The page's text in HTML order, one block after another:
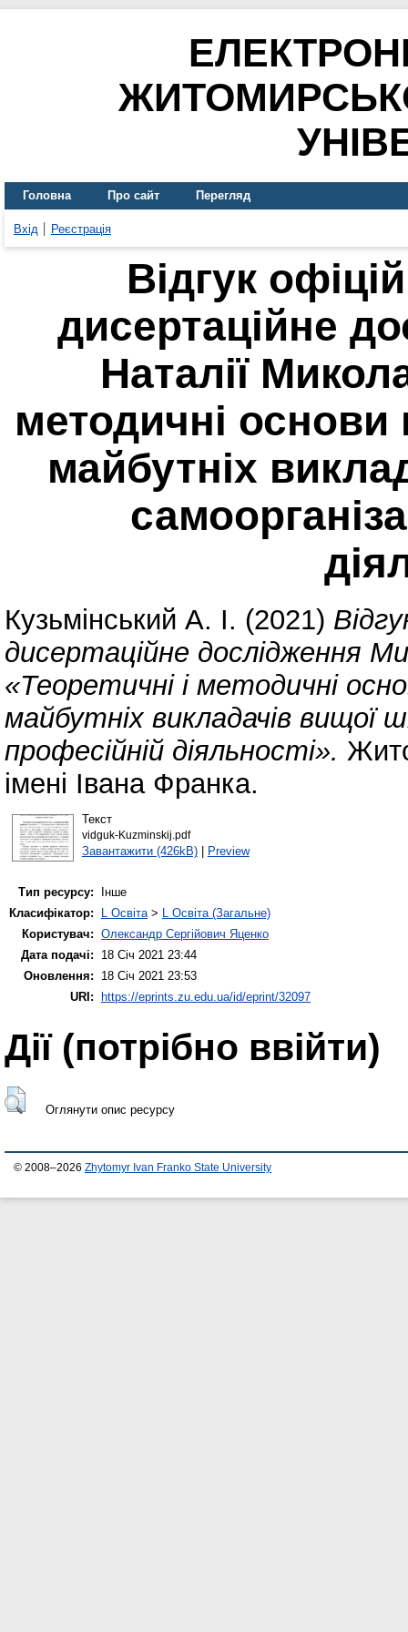
Головна Про сайт Перегляд
Вхід Реєстрація
Відгук
дисертаційне
Наталії
методичні основи
майбутніх
Кузьмінський А. І. (2021)
дисертаційне дослідження
«Теоретичні і методичні
майбутніх викладачів вищої
професійній діяльності».
імені Івана Франка.
Текст
vidguk-Kuzminskij.pdf
Завантажити (426kB)| Preview
Тип ресурсу:
Інше
Класифікатор:
L Освіта> L Освіта (Загальне)
Користувач: Олександр Сергійович Яценко
Дата подачі:
18 Січ 2021 23:44
Оновлення:
18 Січ 2021 23:53
URI:
https://eprints.zu.edu.ua/id/eprint/32097
Дії ​​(потрібно ввійти)
Оглянути опис ресурсу
© 2008–2026 Zhytomyr Ivan Franko State University